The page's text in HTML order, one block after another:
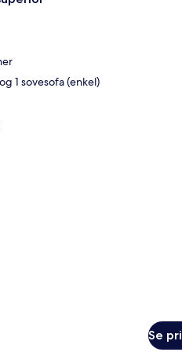
1 sovesofa (enkel)
Se